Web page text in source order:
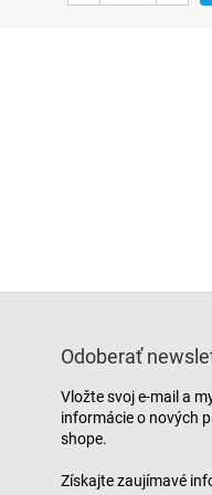
Odoberať
Vložte svoj e-mail a
informácie o nových
shope.